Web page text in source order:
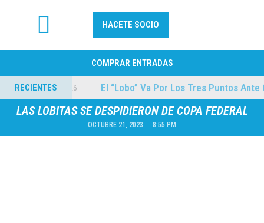
HACETE SOCIO
COMPRAR ENTRADAS
RECIENTES
04/08/2026 El “Lobo” Va Por Los Tres Puntos Ante
LAS LOBITAS SE DESPIDIERON DE COPA FEDERAL
OCTUBRE 21, 2023 8:55 PM